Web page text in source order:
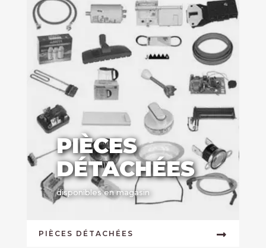
PIÈCES
DÉTACHÉES
disponibles en magasin
PIÈCES DÉTACHÉES